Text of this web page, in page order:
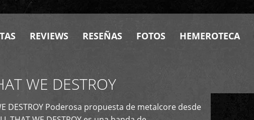
REVIEWS RESEÑAS FOTOS HEMEROTECA
WE DESTROY
DESTROY Poderosa propuesta de metalcore desde